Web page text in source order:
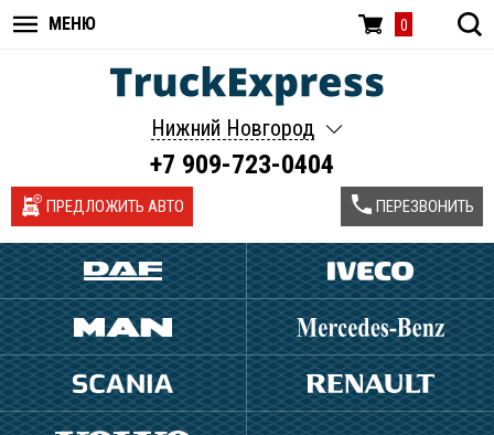
МЕНЮ 0
Нижний Новгород
+7 909-723-0404
ПРЕДЛОЖИТЬ АВТО